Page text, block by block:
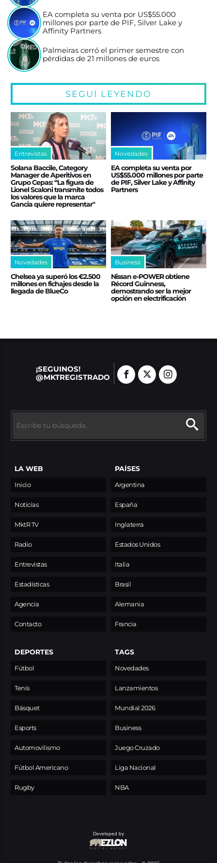
EA completa su venta por US$55.000
millones por parte de PIF, Silver Lake y
Affinity Partners
Palmeiras cerró el primer semestre con
pérdidas de 21 millones de euros
SEGUÍ LEYENDO
Entrevistas
Solana Baccile, Category
Manager de Aperitivos en
Grupo Cepas: “La figura de
Lionel Scaloni transmite todos
los valores que la marca
Gancia quiere representar"
Novedades
EA completa su venta por
US$55.000 millones por parte
de PIF, Silver Lake y Affinity
Partners
Novedades
Chelsea ya superó los €2.500
millones en fichajes desde la
llegada de BlueCo
Business
Nissan e‑POWER obtiene
Récord Guinness,
demostrando ser la mejor
opción en electrificación
¡SEGUINOS!
@MKTREGISTRADO
LA WEB
Inicio
Noticias
MktR TV
Radio
Entrevistas
Estadísticas
Agencia
Contacto
PAÍSES
Argentina
España
Inglaterra
Estados Unidos
Italia
Brasil
Alemania
Francia
DEPORTES
Fútbol
Tenis
Básquet
Esports
Automovilismo
Fútbol Americano
Rugby
TAGS
Novedades
Lanzamientos
Mundial 2026
Business
Juego Cruzado
Liga Nacional
NBA
Developed by